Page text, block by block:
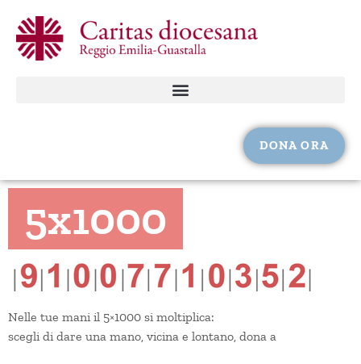
DONA ORA
5x1000
Nelle tue mani il 5×1000 si moltiplica:
scegli di dare una mano, vicina e lontano, dona a